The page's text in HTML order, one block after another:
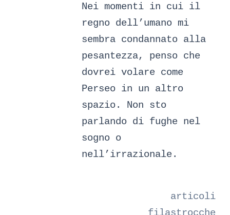
Nei momenti in cui il
regno dell’umano mi
sembra condannato alla
pesantezza, penso che
dovrei volare come
Perseo in un altro
spazio. Non sto
parlando di fughe nel
sogno o
nell’irrazionale.
articoli